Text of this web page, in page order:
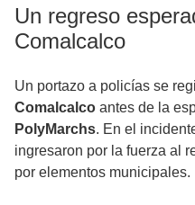
Un regreso
Comalcalco
Un portazo a policías se
Comalcalco antes de la
PolyMarchs. En el
ingresaron por la fuerza al
por elementos municipales.